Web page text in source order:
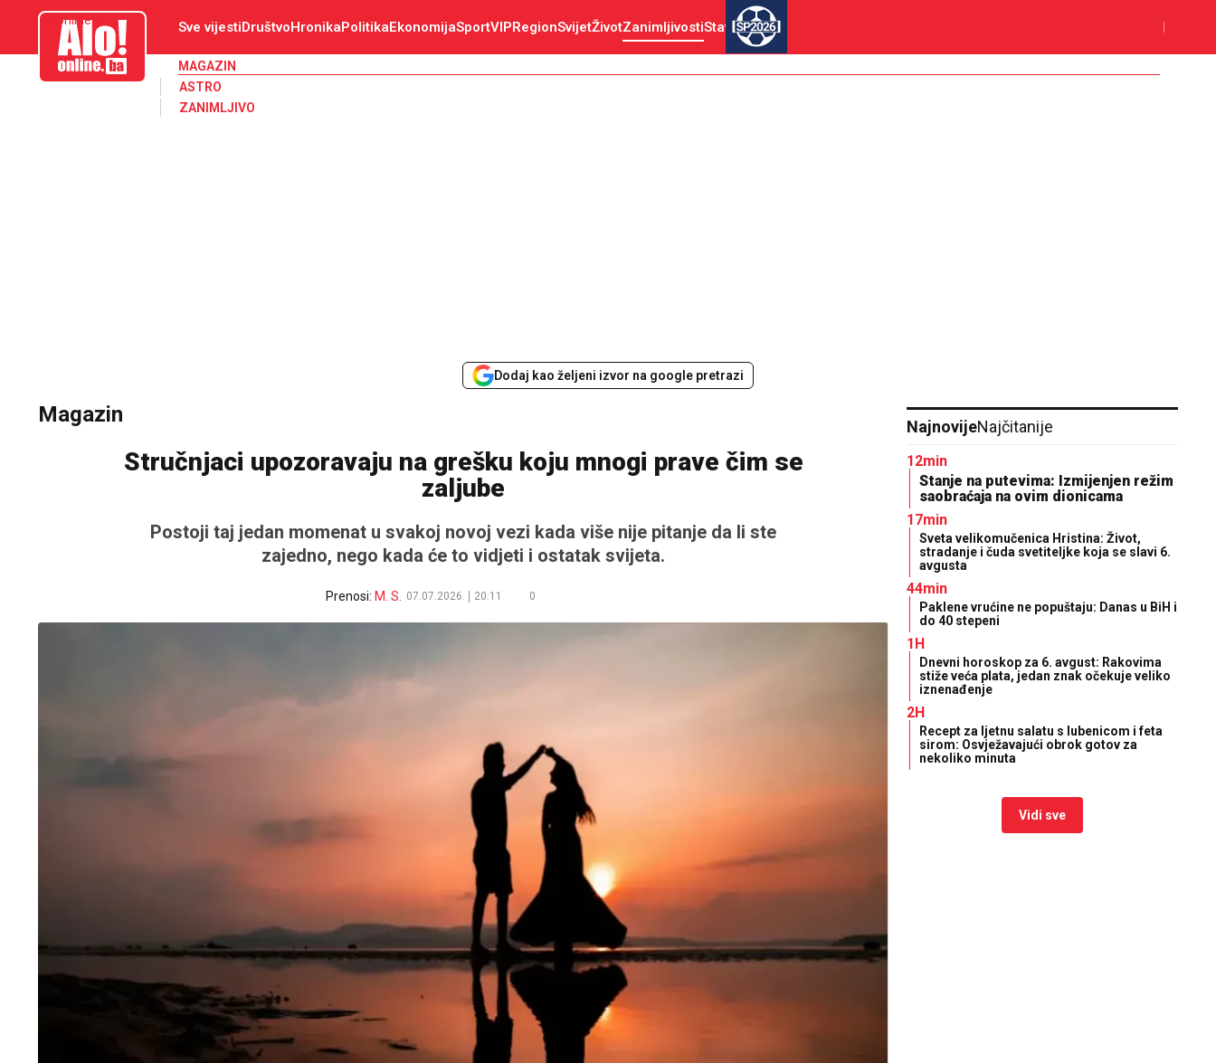
aloonline.ba Sve vijestiDruštvoHronikaPolitikaEkonomijaSportVIPRegionSvijetŽivotZanimljivostiStav SP2026
MAGAZIN
ASTRO
ZANIMLJIVO
Dodaj kao željeni izvor na google pretrazi
Magazin
Stručnjaci upozoravaju na grešku koju mnogi prave čim se
zaljube
Postoji taj jedan momenat u svakoj novoj vezi kada više nije pitanje da li ste
zajedno, nego kada će to vidjeti i ostatak svijeta.
Prenosi: M. S. 07.07.2026. 20:11 0
NajnovijeNajčitanije
12min
Stanje na putevima: Izmijenjen režim
saobraćaja na ovim dionicama
17min
Sveta velikomučenica Hristina: Život,
stradanje i čuda svetiteljke koja se slavi 6.
avgusta
44min
Paklene vrućine ne popuštaju: Danas u BiH i
do 40 stepeni
1H
Dnevni horoskop za 6. avgust: Rakovima
stiže veća plata, jedan znak očekuje veliko
iznenađenje
2H
Recept za ljetnu salatu s lubenicom i feta
sirom: Osvježavajući obrok gotov za
nekoliko minuta
Vidi sve